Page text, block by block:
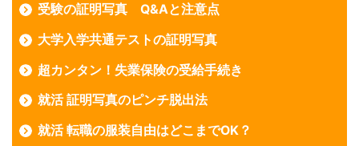
受験の証明写真 Q&Aと注意点
大学入学共通テストの証明写真
超カンタン！失業保険の受給手続き
就活 証明写真のピンチ脱出法
就活 転職の服装自由はどこまでOK？